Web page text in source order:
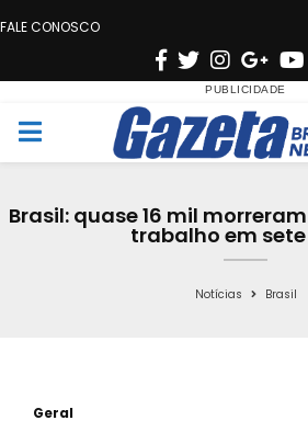
FALE CONOSCO
F
c
e
o
T
w
i
t
e
n
s
t
g
r
a
G
o
o
g
e
M
Brasil: quase 16 mil
trabalho em
Notícias Brasil
Geral